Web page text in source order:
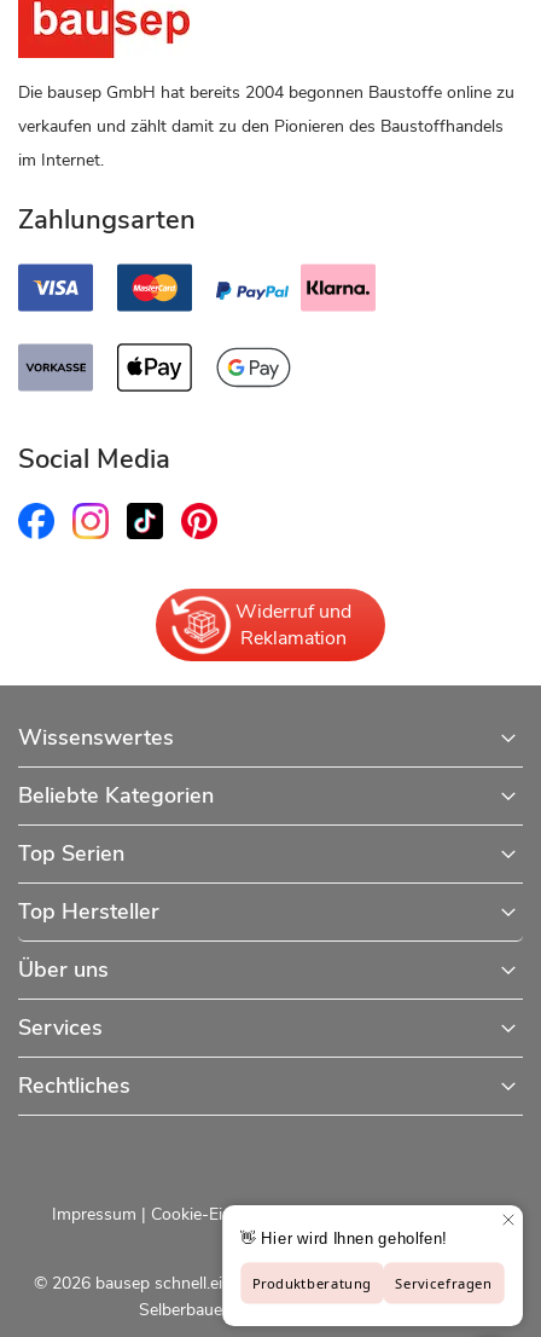
Die bausep GmbH hat bereits 2004 begonnen Baustoffe online zu
verkaufen und zählt damit zu den Pionieren des Baustoffhandels
im Internet.
Zahlungsarten
Social Media
Widerruf und
Reklamation
Wissenswertes
Beliebte Kategorien
Top Serien
Top Hersteller
Über uns
Services
Rechtliches
© 2026 bausep schnell.einfach.preiswert - Baustoffe online für
Selberbauer und Profis |bausep.de
Impressum | Cookie-Einstellungen